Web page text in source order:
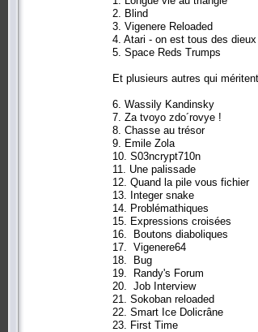
2. Blind
3. Vigenere Reloaded
4. Atari - on est tous des dieux
5. Space Reds Trumps
Et plusieurs autres qui
6. Wassily Kandinsky
7. Za tvoyo zdo´rovye !
8. Chasse au trésor
9. Emile Zola
10. S03ncrypt710n
11. Une palissade
12. Quand la pile vous fichier
13. Integer snake
14. Problémathiques
15. Expressions croisées
16. Boutons diaboliques
17. Vigenere64
18. Bug
19. Randy's Forum
20. Job Interview
21. Sokoban reloaded
22. Smart Ice Dolicrâne
23. First Time